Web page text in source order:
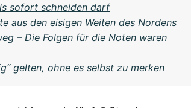
sofort schneiden darf
aus den eisigen Weiten des Nordens
– Die Folgen für die Noten waren
gelten, ohne es selbst zu merken